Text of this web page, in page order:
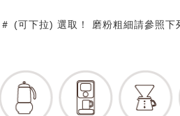
(可下拉) 選取！ 磨粉粗細請參照下